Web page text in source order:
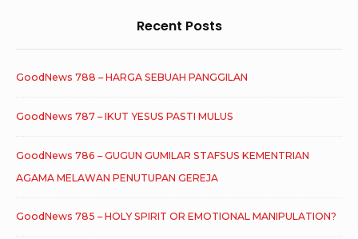
Recent Posts
GoodNews 788 – HARGA SEBUAH PANGGILAN
GoodNews 787 – IKUT YESUS PASTI MULUS
GoodNews 786 – GUGUN GUMILAR STAFSUS KEMENTRIAN
AGAMA MELAWAN PENUTUPAN GEREJA
GoodNews 785 – HOLY SPIRIT OR EMOTIONAL MANIPULATION?